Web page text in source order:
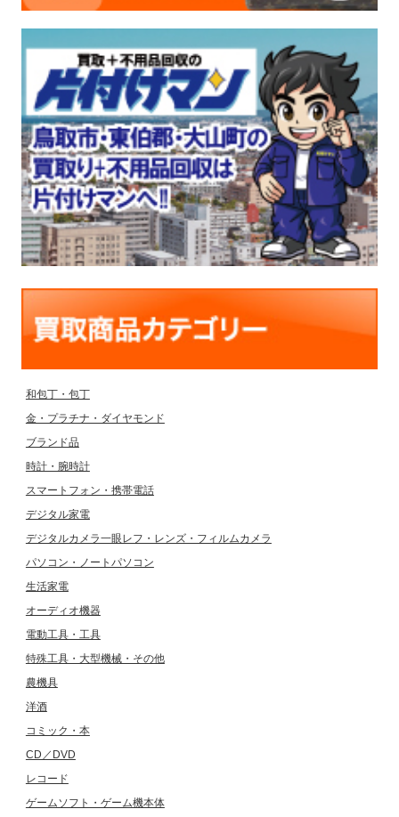
和包丁・包丁
金・プラチナ・ダイヤモンド
ブランド品
時計・腕時計
スマートフォン・携帯電話
デジタル家電
デジタルカメラ一眼レフ・レンズ・フィルムカメラ
パソコン・ノートパソコン
生活家電
オーディオ機器
電動工具・工具
特殊工具・大型機械・その他
農機具
洋酒
コミック・本
CD／DVD
レコード
ゲームソフト・ゲーム機本体